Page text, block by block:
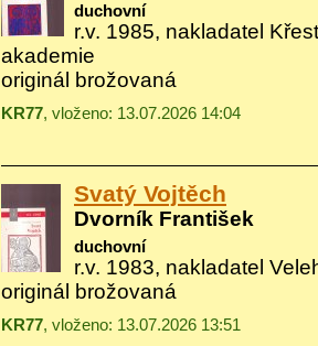
duchovní
r.v. 1985, nakladatel
akademie
originál brožovaná
KR77, vloženo: 13.07.2026 14:04
Svatý Vojtěch
Dvorník František
duchovní
r.v. 1983, nakladatel
originál brožovaná
KR77, vloženo: 13.07.2026 13:51